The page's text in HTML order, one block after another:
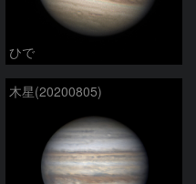
ひで
木星(20200805)